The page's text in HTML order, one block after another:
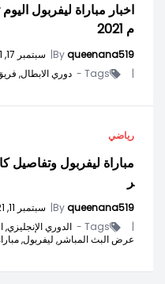
اخبار مباراة ليفربول
م 2021
Byqueenana519
| سبتمبر 17, 2021
|
Tags - دوري الابطال,
رياضي
مباراة ليفربول وتفاصيل
ر
Byqueenana519
| سبتمبر 11, 2021
|
Tags - الدوري الإنجليزي,
عرض البث المباشر, ليفربول,